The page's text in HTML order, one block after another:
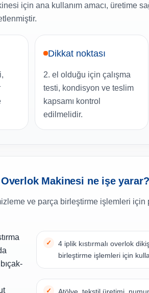
için ana kullanım amacı, üretime
Dikkat noktası
2. el olduğu için çalışma
testi, kondisyon ve teslim
kapsamı kontrol
edilmelidir.
Overlok Makinesi ne işe yarar?
ve parça birleştirme işlemleri
4 iplik kıstırmalı overlok
birleştirme işlemleri için